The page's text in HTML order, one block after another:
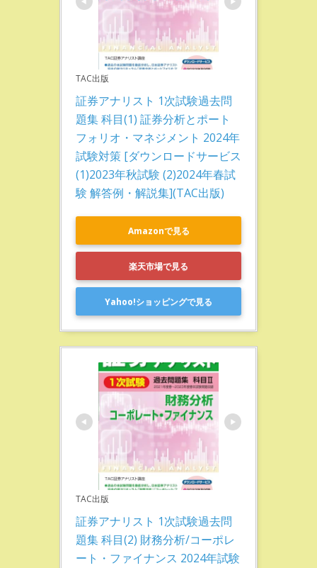
TAC出版
証券アナリスト 1次試験過去問
題集 科目(1) 証券分析とポート
フォリオ・マネジメント 2024年
試験対策 [ダウンロードサービス
(1)2023年秋試験 (2)2024年春試
験 解答例・解説集](TAC出版)
Amazonで見る
楽天市場で見る
Yahoo!ショッピングで見る
TAC出版
証券アナリスト 1次試験過去問
題集 科目(2) 財務分析/コーポレ
ート・ファイナンス 2024年試験